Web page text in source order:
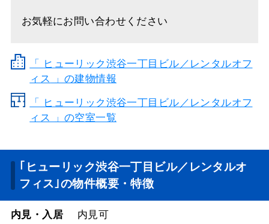
お気軽にお問い合わせください
「
ヒューリック渋谷一丁目ビル／レンタルオフ
ィス
」の建物情報
「 ヒューリック渋谷一丁目ビル／レンタルオフ
ィス 」の空室一覧
｢ヒューリック渋谷一丁目ビル／レンタルオ
フィス｣の物件概要・特徴
内見・入居 内見可